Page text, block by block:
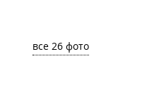
все 26 фото